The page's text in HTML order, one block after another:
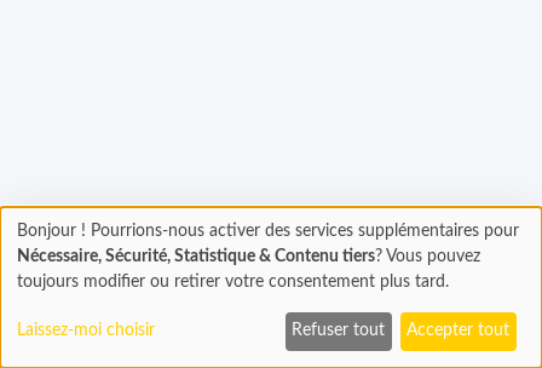
Chargement...Chargement
En cours...
Bonjour ! Pourrions-nous activer des services supplémentaires pour
Nécessaire, Sécurité, Statistique & Contenu tiers? Vous pouvez
toujours modifier ou retirer votre consentement plus tard.
Laissez-moi choisir Refuser tout Accepter tout